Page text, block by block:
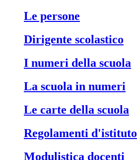
Le persone
Dirigente scolastico
I numeri della scuola
La scuola in numeri
Le carte della scuola
Regolamenti d'istituto
Modulistica docenti